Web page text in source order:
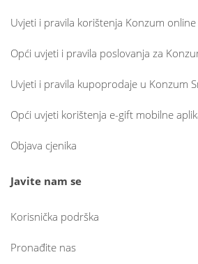
Uvjeti i pravila korištenja Konzum
Opći uvjeti i pravila poslovanja za
Uvjeti i pravila kupoprodaje u Konzum
Opći uvjeti korištenja e-gift mobilne
Objava cjenika
Javite nam se
Korisnička podrška
Pronađite nas